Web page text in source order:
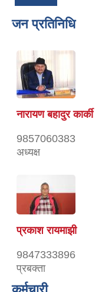
जन प्रतिनिधि
नारायण बहादुर कार्की
9857060383
अध्यक्ष
प्रकाश रायमाझी
9847333896
प्रबक्ता